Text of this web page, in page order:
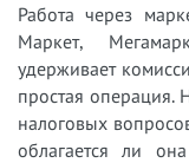
Вакансии
Защита активов
Ведение дел о
Справочная
Вопросы-ответы
Вебинары и
Прямые эфиры
Работа через
Маркет,
удерживает
простая операция.
налоговых
облагается ли